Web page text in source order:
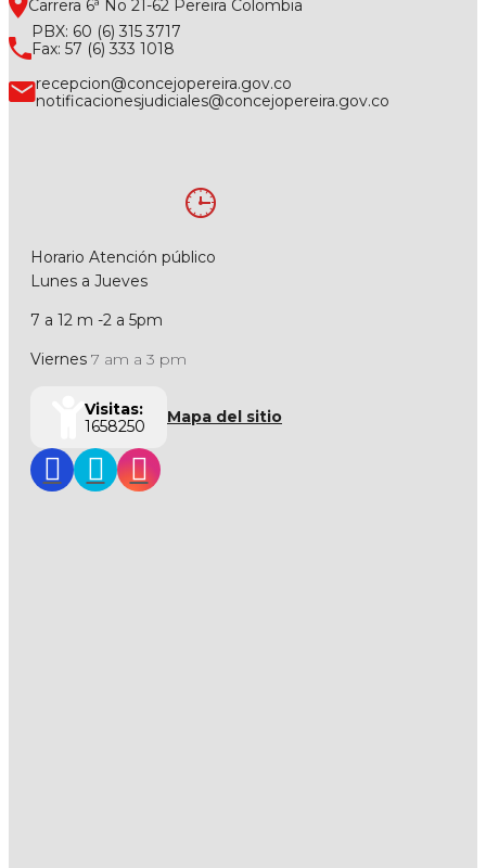
Carrera 6ª No 21-62 Pereira Colombia
PBX: 60 (6) 315 3717
Fax: 57 (6) 333 1018
recepcion@concejopereira.gov.co
notificacionesjudiciales@concejopereira.gov.co
Horario Atención público
Lunes a Jueves
7 a 12 m -2 a 5pm
Viernes 7 am a 3 pm
Visitas:
1658250
Mapa del sitio